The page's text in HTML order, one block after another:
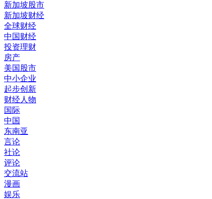
新加坡股市
新加坡财经
全球财经
中国财经
投资理财
房产
美国股市
中小企业
起步创新
财经人物
国际
中国
东南亚
言论
社论
评论
交流站
漫画
娱乐